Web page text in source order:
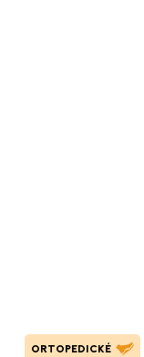
ORTOPEDICKÉ